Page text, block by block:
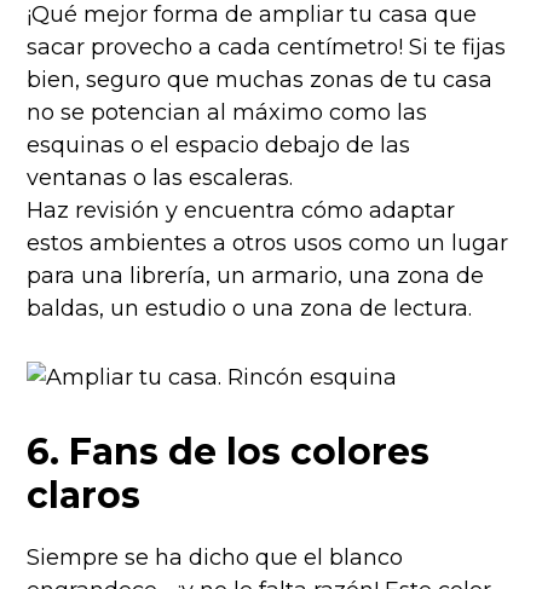
¡Qué mejor forma de ampliar tu casa que
sacar provecho a cada centímetro! Si te fijas
bien, seguro que muchas zonas de tu casa
no se potencian al máximo como las
esquinas o el espacio debajo de las
ventanas o las escaleras.
Haz revisión y encuentra cómo adaptar
estos ambientes a otros usos como un lugar
para una librería, un armario, una zona de
baldas, un estudio o una zona de lectura.
6. Fans de los colores
claros
Siempre se ha dicho que el blanco